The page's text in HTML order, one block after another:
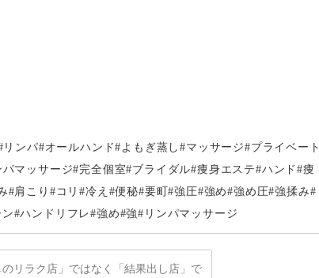
ンパ#オールハンド#よもぎ蒸し#マッサージ#プライベート
マッサージ#完全個室#ブライダル#痩身エステ#ハンド#痩
肩こり#コリ#冷え#便秘#要町#強圧#強め#強め圧#強揉み#
#ハンドリフレ#強め#強#リンパマッサージ
リラク店」ではなく「結果出し店」で